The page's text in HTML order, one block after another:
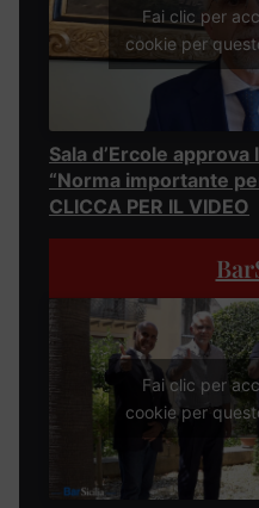
Fai clic per
cookie per
Sala d’Ercole
“Norma importante
CLICCA PER IL VIDEO
Fai clic per
cookie per